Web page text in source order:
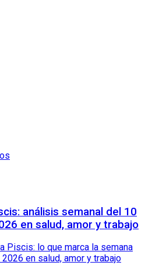
análisis semanal del 10
en salud, amor y trabajo